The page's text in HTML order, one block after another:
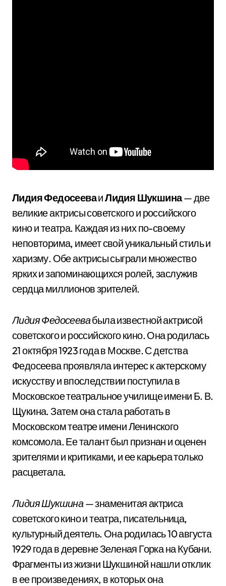
Лидия ФедосееваиЛидия Шукшина— две
великие актрисы советского и российского
кино и театра. Каждая из них по-своему
неповторима, имеет свой уникальный стиль и
харизму. Обе актрисы сыграли множество
ярких и запоминающихся ролей, заслужив
сердца миллионов зрителей.
Лидия Федосеевабыла известной актрисой
советского и российского кино. Она родилась
21 октября 1923 года в Москве. С детства
Федосеева проявляла интерес к актерскому
искусству и впоследствии поступила в
Московское театральное училище имени Б. В.
Щукина. Затем она стала работать в
Московском театре имени Ленинского
комсомола. Ее талант был признан и оценен
зрителями и критиками, и ее карьера только
расцветала.
Лидия Шукшина— знаменитая актриса
советского кино и театра, писательница,
культурный деятель. Она родилась 10 августа
1929 года в деревне Зеленая Горка на Кубани.
Фрагменты из жизни Шукшиной нашли отклик
в ее произведениях, в которых она